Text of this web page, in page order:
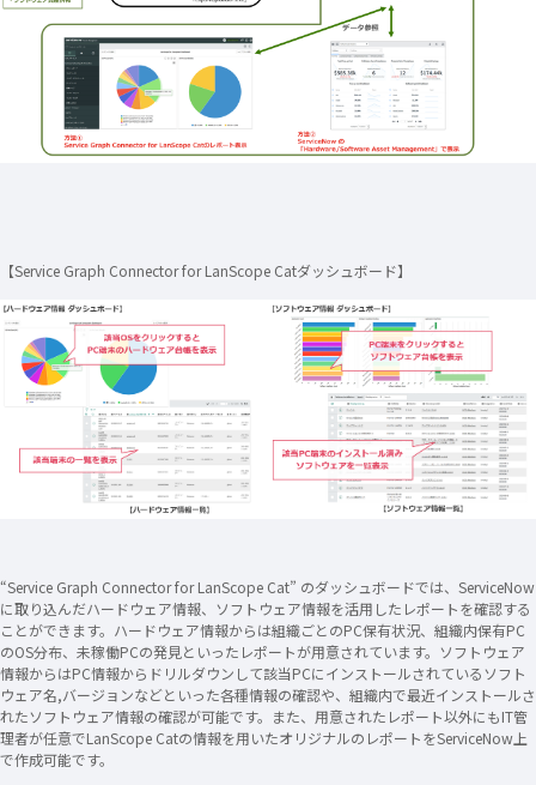
【Service Graph Connector for LanScope Catダッシュボード】
“Service Graph Connector for LanScope Cat” のダッシュボードでは、ServiceNow
に取り込んだハードウェア情報、ソフトウェア情報を活用したレポートを確認する
ことができます。ハードウェア情報からは組織ごとのPC保有状況、組織内保有PC
のOS分布、未稼働PCの発見といったレポートが用意されています。ソフトウェア
情報からはPC情報からドリルダウンして該当PCにインストールされているソフト
ウェア名,バージョンなどといった各種情報の確認や、組織内で最近インストールさ
れたソフトウェア情報の確認が可能です。また、用意されたレポート以外にもIT管
理者が任意でLanScope Catの情報を用いたオリジナルのレポートをServiceNow上
で作成可能です。